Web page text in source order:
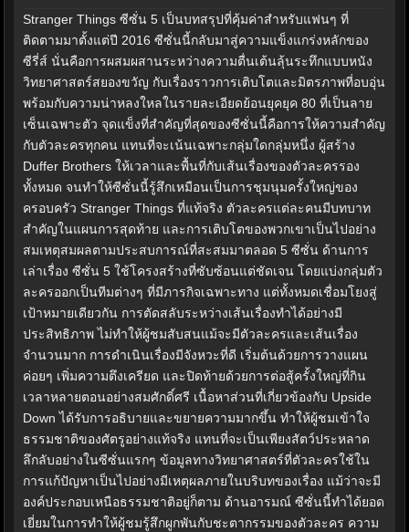
Stranger Things ซีซั่น 5 เป็นบทสรุปที่คุ้มค่าสำหรับแฟนๆ ที่
ติดตามมาตั้งแต่ปี 2016 ซีซั่นนี้กลับมาสู่ความแข็งแกร่งหลักของ
ซีรี่ส์ นั่นคือการผสมผสานระหว่างความตื่นเต้นลุ้นระทึกแบบหนัง
วิทยาศาสตร์สยองขวัญ กับเรื่องราวการเติบโตและมิตรภาพที่อบอุ่น
พร้อมกับความน่าหลงใหลในรายละเอียดย้อนยุคยุค 80 ที่เป็นลาย
เซ็นเฉพาะตัว จุดแข็งที่สำคัญที่สุดของซีซั่นนี้คือการให้ความสำคัญ
กับตัวละครทุกคน แทนที่จะเน้นเฉพาะกลุ่มใดกลุ่มหนึ่ง ผู้สร้าง
Duffer Brothers ให้เวลาและพื้นที่กับเส้นเรื่องของตัวละครรอง
ทั้งหมด จนทำให้ซีซั่นนี้รู้สึกเหมือนเป็นการชุมนุมครั้งใหญ่ของ
ครอบครัว Stranger Things ที่แท้จริง ตัวละครแต่ละคนมีบทบาท
สำคัญในแผนการสุดท้าย และการเติบโตของพวกเขาเป็นไปอย่าง
สมเหตุสมผลตามประสบการณ์ที่สะสมมาตลอด 5 ซีซั่น ด้านการ
เล่าเรื่อง ซีซั่น 5 ใช้โครงสร้างที่ซับซ้อนแต่ชัดเจน โดยแบ่งกลุ่มตัว
ละครออกเป็นทีมต่างๆ ที่มีภารกิจเฉพาะทาง แต่ทั้งหมดเชื่อมโยงสู่
เป้าหมายเดียวกัน การตัดสลับระหว่างเส้นเรื่องทำได้อย่างมี
ประสิทธิภาพ ไม่ทำให้ผู้ชมสับสนแม้จะมีตัวละครและเส้นเรื่อง
จำนวนมาก การดำเนินเรื่องมีจังหวะที่ดี เริ่มต้นด้วยการวางแผน
ค่อยๆ เพิ่มความตึงเครียด และปิดท้ายด้วยการต่อสู้ครั้งใหญ่ที่กิน
เวลาหลายตอนอย่างสมศักดิ์ศรี เนื้อหาส่วนที่เกี่ยวข้องกับ Upside
Down ได้รับการอธิบายและขยายความมากขึ้น ทำให้ผู้ชมเข้าใจ
ธรรมชาติของศัตรูอย่างแท้จริง แทนที่จะเป็นเพียงสัตว์ประหลาด
ลึกลับอย่างในซีซั่นแรกๆ ข้อมูลทางวิทยาศาสตร์ที่ตัวละครใช้ใน
การแก้ปัญหาเป็นไปอย่างมีเหตุผลภายในบริบทของเรื่อง แม้ว่าจะมี
องค์ประกอบเหนือธรรมชาติอยู่ก็ตาม ด้านอารมณ์ ซีซั่นนี้ทำได้ยอด
เยี่ยมในการทำให้ผู้ชมรู้สึกผูกพันกับชะตากรรมของตัวละคร ความ